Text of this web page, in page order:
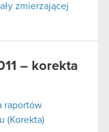
zmierzającej
– korekta
raportów
(Korekta)